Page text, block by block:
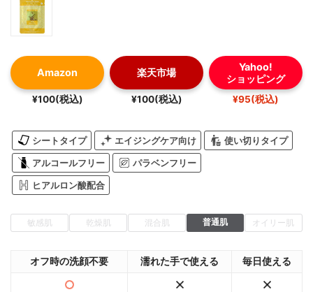
Amazon
¥100(税込)
楽天市場
¥100(税込)
Yahoo!
ショッピング
¥95(税込)
シートタイプ エイジングケア向け 使い切りタイプ
アルコールフリー パラベンフリー
ヒアルロン酸配合
敏感肌 乾燥肌 混合肌 普通肌 オイリー肌
オフ時の洗顔不要 濡れた手で使える 毎日使える